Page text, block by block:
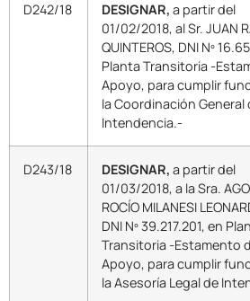
D242/18 DESIGNAR, a partir del
01/02/2018, al Sr. JUAN
QUINTEROS, DNI Nº
Planta Transitoria -
Apoyo, para cumplir
la Coordinación General
Intendencia.-
D243/18 DESIGNAR, a partir del
01/03/2018, a la Sra.
ROCÍO MILANESI
DNI Nº 39.217.201, en
Transitoria -Estamento
Apoyo, para cumplir
la Asesoría Legal de